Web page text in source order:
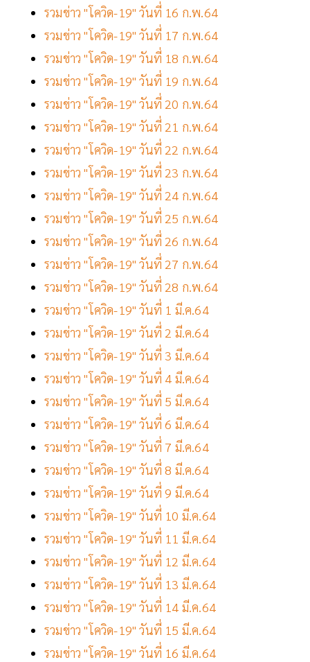
รวมข่าว "โควิด-19" วันที่ 16 ก.พ.64
รวมข่าว "โควิด-19" วันที่ 17 ก.พ.64
รวมข่าว "โควิด-19" วันที่ 18 ก.พ.64
รวมข่าว "โควิด-19" วันที่ 19 ก.พ.64
รวมข่าว "โควิด-19" วันที่ 20 ก.พ.64
รวมข่าว "โควิด-19" วันที่ 21 ก.พ.64
รวมข่าว "โควิด-19" วันที่ 22 ก.พ.64
รวมข่าว "โควิด-19" วันที่ 23 ก.พ.64
รวมข่าว "โควิด-19" วันที่ 24 ก.พ.64
รวมข่าว "โควิด-19" วันที่ 25 ก.พ.64
รวมข่าว "โควิด-19" วันที่ 26 ก.พ.64
รวมข่าว "โควิด-19" วันที่ 27 ก.พ.64
รวมข่าว "โควิด-19" วันที่ 28 ก.พ.64
รวมข่าว "โควิด-19" วันที่ 1 มี.ค.64
รวมข่าว "โควิด-19" วันที่ 2 มี.ค.64
รวมข่าว "โควิด-19" วันที่ 3 มี.ค.64
รวมข่าว "โควิด-19" วันที่ 4 มี.ค.64
รวมข่าว "โควิด-19" วันที่ 5 มี.ค.64
รวมข่าว "โควิด-19" วันที่ 6 มี.ค.64
รวมข่าว "โควิด-19" วันที่ 7 มี.ค.64
รวมข่าว "โควิด-19" วันที่ 8 มี.ค.64
รวมข่าว "โควิด-19" วันที่ 9 มี.ค.64
รวมข่าว "โควิด-19" วันที่ 10 มี.ค.64
รวมข่าว "โควิด-19" วันที่ 11 มี.ค.64
รวมข่าว "โควิด-19" วันที่ 12 มี.ค.64
รวมข่าว "โควิด-19" วันที่ 13 มี.ค.64
รวมข่าว "โควิด-19" วันที่ 14 มี.ค.64
รวมข่าว "โควิด-19" วันที่ 15 มี.ค.64
รวมข่าว "โควิด-19" วันที่ 16 มี.ค.64